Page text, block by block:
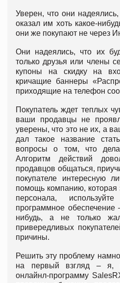
Уверен, что они
оказал им хоть какое-
они же покупают не через
Они надеялись, что их
только друзья или члены
купоны на скидку на
кричащие баннеры
приходящие на телефон
Покупатель ждет теплых
ваши продавцы не
уверены, что это не их, а
дал такое название
вопросы о том, что
Алгоритм действий
продавцов общаться,
покупателе интересную
помощь компанию, которая
персонала, используйте
программное обеспечение
нибудь, а не только
привередливых
причины.
Решить эту проблему
на первый взгляд – я,
онлайнл-программу